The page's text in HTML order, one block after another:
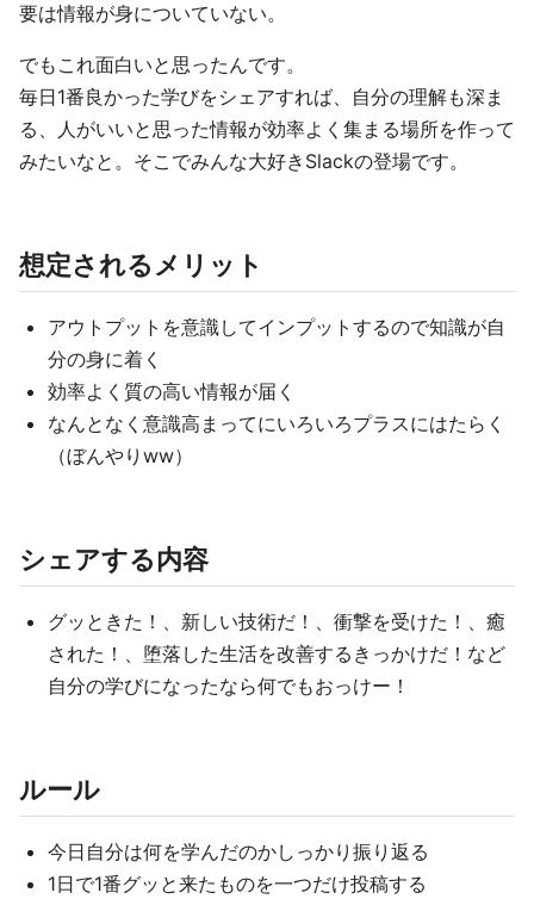
要は情報が身についていない。
でもこれ面白いと思ったんです。
毎日1番良かった学びをシェアすれば、自分の理解も深ま
る、人がいいと思った情報が効率よく集まる場所を作って
みたいなと。そこでみんな大好きSlackの登場です。
想定されるメリット
アウトプットを意識してインプットするので知識が自
分の身に着く
効率よく質の高い情報が届く
なんとなく意識高まってにいろいろプラスにはたらく
（ぼんやりww）
シェアする内容
グッときた！、新しい技術だ！、衝撃を受けた！、癒
された！、堕落した生活を改善するきっかけだ！など
自分の学びになったなら何でもおっけー！
ルール
今日自分は何を学んだのかしっかり振り返る
1日で1番グッと来たものを一つだけ投稿する